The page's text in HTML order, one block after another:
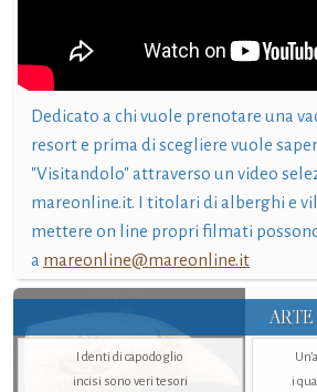
Dedicato a chi vuole prenotare una
resort e prima di scegliere vuole
"Visitandolo" attraverso un video
mareonline.it. I titolari di alberghi e
mettere on line propri filmati
a mareonline@mareonline.it
I denti di capodoglio
incisi sono veri tesori
i